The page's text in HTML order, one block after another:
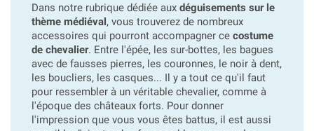
Dans notre rubrique dédiée aux déguisements sur le
thème médiéval, vous trouverez de nombreux
accessoires qui pourront accompagner ce costume
de chevalier. Entre l'épée, les sur-bottes, les bagues
avec de fausses pierres, les couronnes, le noir à dent,
les boucliers, les casques... Il y a tout ce qu'il faut
pour ressembler à un véritable chevalier, comme à
l'époque des châteaux forts. Pour donner
l'impression que vous vous êtes battus, il est aussi